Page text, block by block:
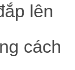
lên
cách